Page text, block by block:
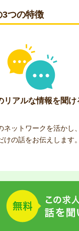
つの特徴
リアルな情報を聞け
ネットワークを活かし、
けの話をお伝えします。